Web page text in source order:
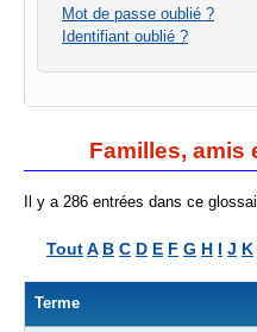
Mot de passe oublié ?
Identifiant oublié ?
Familles, amis
Il y a 286 entrées dans ce
ToutA B C D E F G H I J K
Terme